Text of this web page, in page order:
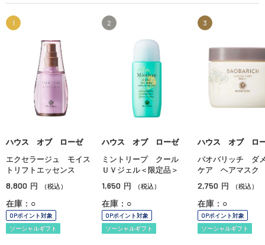
1
ハウス オブ ローゼ
エクセラージュ モイス
トリフトエッセンス
8,800 円 （税込）
在庫：○
OPポイント対象
ソーシャルギフト
2
ハウス オブ ローゼ
ミントリープ クール
ＵＶジェル＜限定品＞
1,650 円 （税込）
在庫：○
OPポイント対象
ソーシャルギフト
3
ハウス オブ ロ
バオバリッチ ダ
ケア ヘアマスク
2,750 円 （税込）
在庫：○
OPポイント対象
ソーシャルギフト